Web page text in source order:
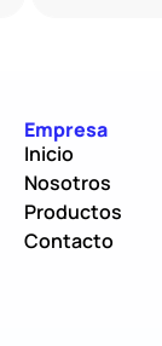
Empresa
Inicio
Nosotros
Productos
Contacto